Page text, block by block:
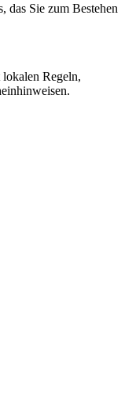
das Sie zum Bestehen
Regeln,